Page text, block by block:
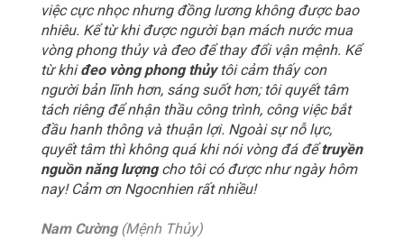
việc cực nhọc nhưng đồng lương không được bao
nhiêu. Kể từ khi được người bạn mách nước mua
vòng phong thủy và đeo để thay đổi vận mệnh. Kể
từ khiđeo vòng phong thủytôi cảm thấy con
người bản lĩnh hơn, sáng suốt hơn; tôi quyết tâm
tách riêng để nhận thầu công trình, công việc bắt
đầu hanh thông và thuận lợi. Ngoài sự nỗ lực,
quyết tâm thì không quá khi nói vòng đá đểtruyền
nguồn năng lượngcho tôi có được như ngày hôm
nay! Cảm ơn Ngocnhien rất nhiều!
Nam Cường(Mệnh Thủy)